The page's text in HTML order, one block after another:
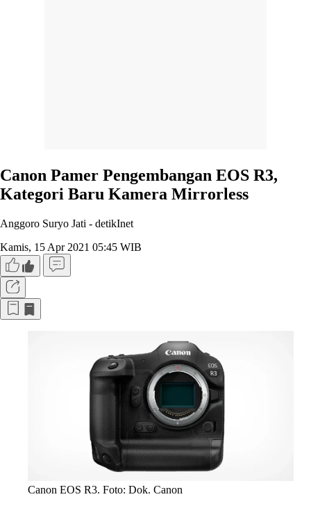
Canon Pamer Pengembangan EOS R3,
Kategori Baru Kamera Mirrorless
Anggoro Suryo Jati - detikInet
Kamis, 15 Apr 2021 05:45 WIB
Canon EOS R3. Foto: Dok. Canon